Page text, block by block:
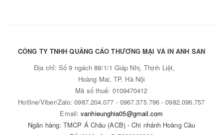
CÔNG TY TNHH QUẢNG CÁO THƯƠNG MẠI VÀ IN ANH SAN
Địa chỉ:Số 9 ngách 88/1/1 Giáp Nhị, Thịnh Liệt,
Hoàng Mai, TP. Hà Nội
Mã số thuế: 0109470412
Hotline/Viber/Zalo: 0987.204.077 - 0967.375.796 - 0982.096.757
Email:vanhieunghia05@gmail.com
Ngân hàng: TMCP Á Châu (ACB) - Chi nhánh Hoàng Cầu